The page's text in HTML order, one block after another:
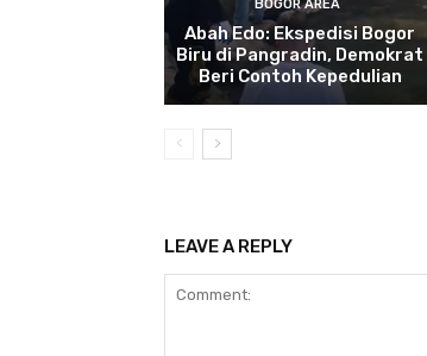
BOGOR AREA
Abah Edo: Ekspedisi Bogor
Biru di Pangradin, Demokrat
Beri Contoh Kepedulian
LEAVE A REPLY